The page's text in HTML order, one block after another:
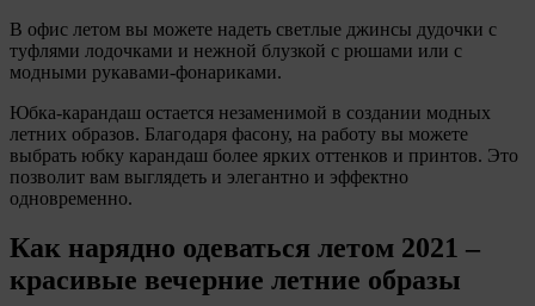
В офис летом вы можете надеть светлые джинсы дудочки с
туфлями лодочками и нежной блузкой с рюшами или с
модными рукавами-фонариками.
Юбка-карандаш остается незаменимой в создании модных
летних образов. Благодаря фасону, на работу вы можете
выбрать юбку карандаш более ярких оттенков и принтов. Это
позволит вам выглядеть и элегантно и эффектно
одновременно.
Как нарядно одеваться летом 2021 –
красивые вечерние летние образы